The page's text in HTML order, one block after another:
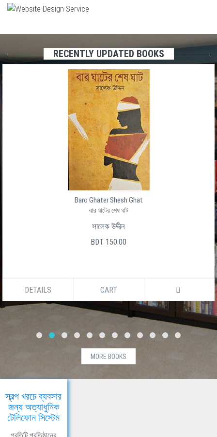
RECENTLY UPDATED BOOKS
Baro Ghater Shesh Ghat
বার ঘাটের শেষ ঘাট
সালেক উদ্দীন
BDT 150.00
DETAILS CART
MORE BOOKS
স্বল্প খরচে ব্যবসার
জন্য অত্যাধুনিক
টেলিফোন সিস্টেম